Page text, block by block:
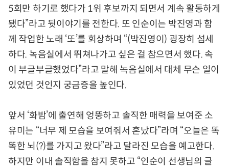
5회만 하기로 했다가 1위 후보까지 되면서 계속 활동하게
됐다”라고 뒷이야기를 전한다. 또 인순이는 박진영과 함
께 작업한 노래 ‘또’를 회상하며 “(박진영이) 굉장히 섬세
하다. 녹음실에서 뛰쳐나가고 싶은 걸 참으면서 했다. 속
이 부글부글했었다”라고 말해 녹음실에서 대체 무슨 일이
있었던 것인지 궁금증을 높인다.
앞서 ‘화밤’에 출연해 엉뚱하고 솔직한 매력을 보여준 소
유미는 “너무 제 모습을 보여줘서 혼났다”라며 “오늘은 똑
똑한 뇌(?)를 가지고 왔다”라고 달라진 모습을 예고한다.
하지만 이내 솔직함을 참지 못하고 “인순이 선생님의 글